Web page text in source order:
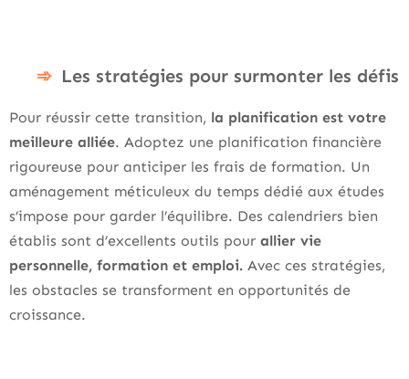
Les stratégies pour surmonter les défis
Pour réussir cette transition, la planification est votre
meilleure alliée. Adoptez une planification financière
rigoureuse pour anticiper les frais de formation. Un
aménagement méticuleux du temps dédié aux études
s’impose pour garder l’équilibre. Des calendriers bien
établis sont d’excellents outils pour allier vie
personnelle, formation et emploi. Avec ces stratégies,
les obstacles se transforment en opportunités de
croissance.